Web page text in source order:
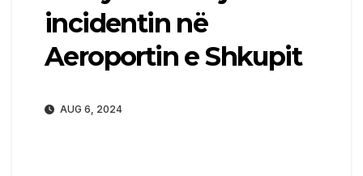
incidentin në
Aeroportin e Shkupit
AUG 6, 2024